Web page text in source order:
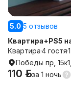
5.0 5 отзывов
Квартира+PS5
Квартира4 гостя
Победы пр,
110 р.за 1 ночь